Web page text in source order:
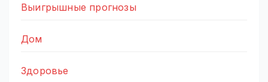
Выигрышные прогнозы
Дом
Здоровье